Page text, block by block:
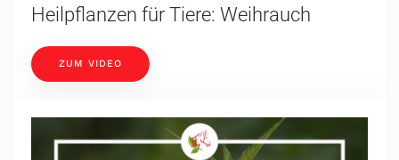
Heilpflanzen für Tiere: Weihrauch
ZUM VIDEO